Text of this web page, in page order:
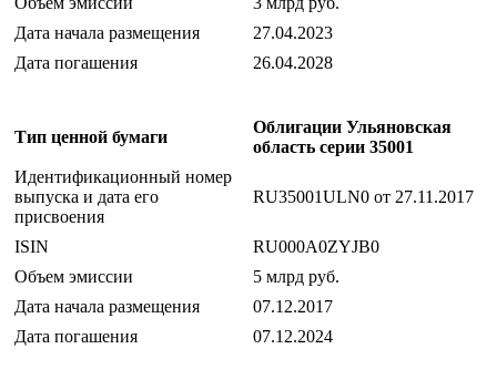
Дата начала размещения
27.04.2023
Дата погашения
26.04.2028
Тип ценной бумаги
Облигации Ульяновская
область серии 35001
Идентификационный номер
выпуска и дата его
присвоения
RU35001ULN0 от 27.11.2017
ISIN
RU000A0ZYJB0
Объем эмиссии
5 млрд руб.
Дата начала размещения
07.12.2017
Дата погашения
07.12.2024